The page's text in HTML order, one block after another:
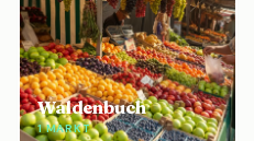
Waldenbuch
1 MARKT